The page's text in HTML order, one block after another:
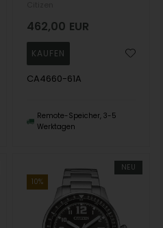
462,00 EUR
CA4660-61A
Remote-Speicher, 3-5
Werktagen
NEU
10%